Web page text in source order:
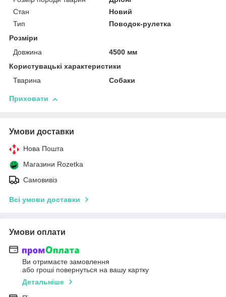
Стан
Новий
Тип
Поводок-рулетка
Розміри
Довжина
4500 мм
Користувацькі характеристики
Тварина
Собаки
Приховати
Умови доставки
Нова Пошта
Магазини Rozetka
Самовивіз
Всі умови доставки
Умови оплати
Ви отримаєте замовлення
або гроші повернуться на вашу картку
Детальніше